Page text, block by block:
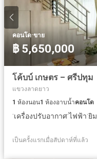
คอนโด·ขาย
฿ 5,650,000
โค้บบ์ เกษตร – ศรีปทุม
แขวงลาดยาว
1 ห้องนอน1 ห้องอาบน้ำคอนโด
·เครื่องปรับอากาศ·ไฟฟ้า·ยิม
เป็นครั้งแรกเมื่อสัปดาห์ที่แล้ว